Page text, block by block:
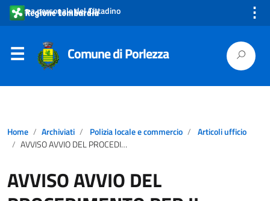
Area personale del Cittadino ⋮
Comune di Porlezza
Home Archiviati Polizia locale e commercio
Articoli ufficio
AVVISO AVVIO DEL PROCEDIMENTO PER IL RINNOVO DELLE CONCESSIONI POSTEGGI MERCATO
AVVISO AVVIO DEL